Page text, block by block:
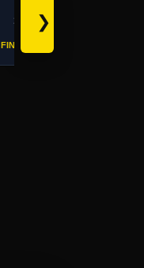
19:00 HS
FINALIZADO
❯